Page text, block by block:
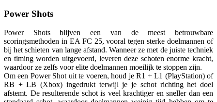
Power Shots
Power Shots blijven een van de meest betrouwbare
scoringsmethoden in EA FC 25, vooral tegen sterke doelmannen of
bij het schieten van lange afstand. Wanneer ze met de juiste techniek
en timing worden uitgevoerd, leveren deze schoten enorme kracht,
waardoor ze zelfs voor elite doelmannen moeilijk te stoppen zijn.
Om een Power Shot uit te voeren, houd je R1 + L1 (PlayStation) of
RB + LB (Xbox) ingedrukt terwijl je je schot richting het doel
afstemt. De resulterende schot is veel krachtiger en sneller dan een